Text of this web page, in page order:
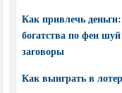
Как привлечь
богатства по фен
заговоры
Как выиграть в